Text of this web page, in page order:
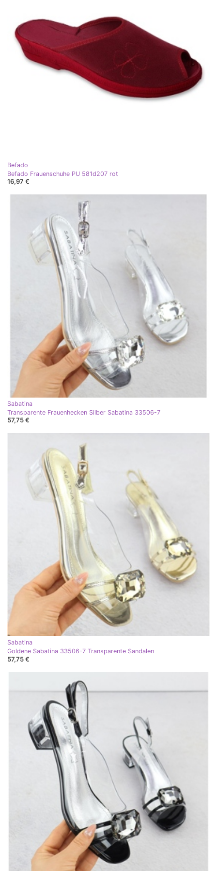
Befado
Befado Frauenschuhe PU 581d207 rot
16,97 €
Sabatina
Transparente Frauenhecken Silber Sabatina 33506-7
57,75 €
Sabatina
Goldene Sabatina 33506-7 Transparente Sandalen
57,75 €